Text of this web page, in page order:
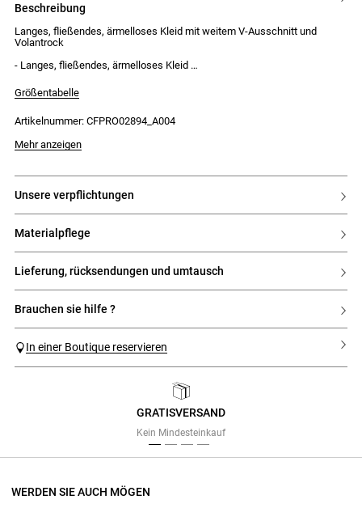
beschreibung
Langes, fließendes, ärmelloses Kleid mit weitem V-Ausschnitt und
Volantrock
- Langes, fließendes, ärmelloses Kleid
- Abnehmbarer Gürtel an der Taille
- 2 seitliche Gürtelschlaufen
- Knopfleiste entlang des Oberteils mit 5 Knöpfen
- Dreistufiger Volantrock mit Spitzenborten an den Nähten
Größentabelle
Artikelnummer: CFPRO02894_A004
Mehr anzeigen
unsere verpflichtungen
materialpflege
lieferung, rücksendungen und umtausch
brauchen sie hilfe ?
In einer Boutique reservieren
GRATISVERSAND
Kein Mindesteinkauf
WERDEN SIE AUCH MÖGEN